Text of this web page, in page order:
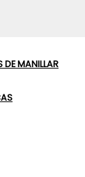
DE MANILLAR